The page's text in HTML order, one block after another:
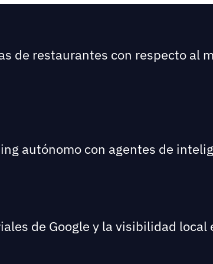
de restaurantes con respecto al
autónomo con agentes de
de Google y la visibilidad local